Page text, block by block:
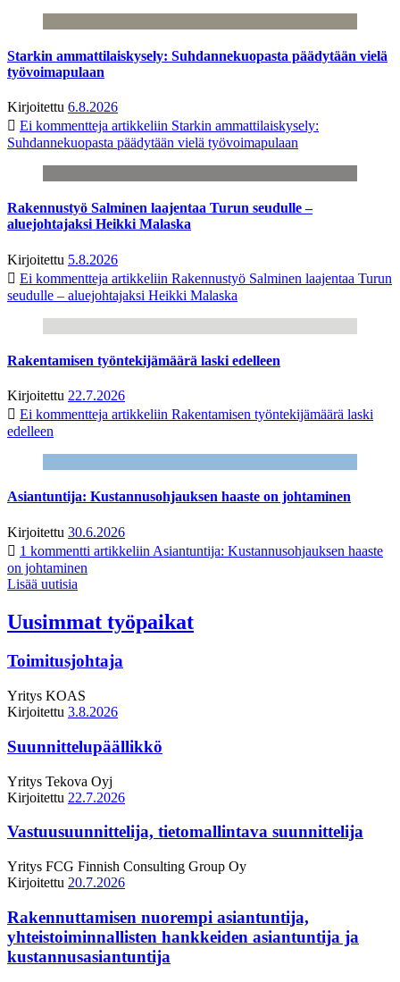
Starkin ammattilaiskysely: Suhdannekuopasta päädytään vielä
työvoimapulaan
Kirjoitettu 6.8.2026
Ei kommentteja artikkeliin Starkin ammattilaiskysely:
Suhdannekuopasta päädytään vielä työvoimapulaan
Rakennustyö Salminen laajentaa Turun seudulle –
aluejohtajaksi Heikki Malaska
Kirjoitettu 5.8.2026
Ei kommentteja artikkeliin Rakennustyö Salminen laajentaa Turun
seudulle – aluejohtajaksi Heikki Malaska
Rakentamisen työntekijämäärä laski edelleen
Kirjoitettu 22.7.2026
Ei kommentteja artikkeliin Rakentamisen työntekijämäärä laski
edelleen
Asiantuntija: Kustannusohjauksen haaste on johtaminen
Kirjoitettu 30.6.2026
1 kommentti artikkeliin Asiantuntija: Kustannusohjauksen haaste
on johtaminen
Lisää uutisia
Uusimmat työpaikat
Toimitusjohtaja
Yritys KOAS
Kirjoitettu 3.8.2026
Suunnittelupäällikkö
Yritys Tekova Oyj
Kirjoitettu 22.7.2026
Vastuusuunnittelija, tietomallintava suunnittelija
Yritys FCG Finnish Consulting Group Oy
Kirjoitettu 20.7.2026
Rakennuttamisen nuorempi asiantuntija,
yhteistoiminnallisten hankkeiden asiantuntija ja
kustannusasiantuntija